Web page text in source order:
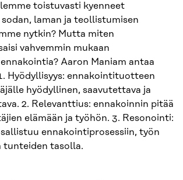
toistuvasti kyenneet
laman ja teollistumisen
nytkin? Mutta miten
vahvemmin mukaan
Aaron Maniam antaa
Hyödyllisyys: ennakointituotteen
hyödyllinen, saavutettava ja
2. Relevanttius: ennakoinnin pitää
elämään ja työhön. 3. Resonointi:
ennakointiprosessiin, työn
tunteiden tasolla.